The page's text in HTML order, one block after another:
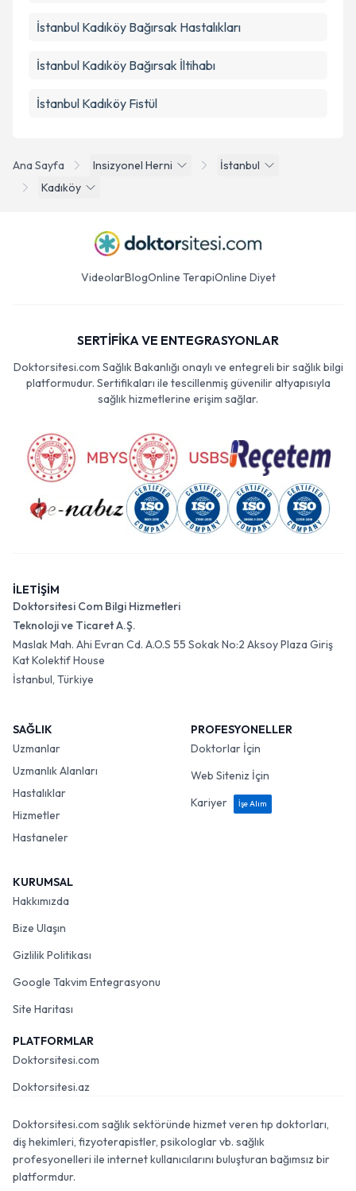
Ana Sayfa Insizyonel Herni
İstanbul
Kadıköy
İstanbul Kadıköy Bağırsak Hastalıkları
İstanbul Kadıköy Bağırsak İltihabı
İstanbul Kadıköy Fistül
VideolarBlogOnline TerapiOnline Diyet
SERTİFİKA VE ENTEGRASYONLAR
Doktorsitesi.com Sağlık Bakanlığı onaylı ve entegreli bir sağlık bilgi
platformudur. Sertifikaları ile tescillenmiş güvenilir altyapısıyla
sağlık hizmetlerine erişim sağlar.
İLETİŞİM
Doktorsitesi Com Bilgi Hizmetleri
Teknoloji ve Ticaret A.Ş.
Maslak Mah. Ahi Evran Cd. A.O.S 55 Sokak No:2 Aksoy Plaza Giriş
Kat Kolektif House
İstanbul, Türkiye
SAĞLIK
Uzmanlar
Uzmanlık Alanları
Hastalıklar
Hizmetler
Hastaneler
PROFESYONELLER
Doktorlar İçin
Web Siteniz İçin
Kariyer
İşe Alım
KURUMSAL
Hakkımızda
Bize Ulaşın
Gizlilik Politikası
Google Takvim Entegrasyonu
Site Haritası
PLATFORMLAR
Doktorsitesi.com
Doktorsitesi.az
Doktorsitesi.com sağlık sektöründe hizmet veren tıp doktorları,
diş hekimleri, fizyoterapistler, psikologlar vb. sağlık
profesyonelleri ile internet kullanıcılarını buluşturan bağımsız bir
platformdur.